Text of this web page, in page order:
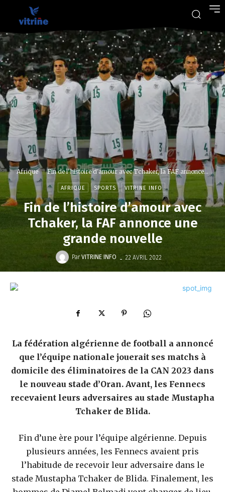
Afrique Fin de l'histoire d'amour avec Tchaker, la FAF annonce...
AFRIQUE SPORTS VITRINE INFO
Fin de l’histoire d’amour avec
Tchaker, la FAF annonce une
grande nouvelle
Par VITRINE INFO - 22 AVRIL 2022
La fédération algérienne de football a annoncé
que l’équipe nationale jouerait ses matchs à
domicile des éliminatoires de la CAN 2023 dans
le nouveau stade d’Oran. Avant, les Fennecs
recevaient leurs adversaires au stade Mustapha
Tchaker de Blida.
Fin d’une ère pour l’équipe algérienne. Depuis
plusieurs années, les Fennecs avaient pris
l’habitude de recevoir leur adversaire dans le
stade Mustapha Tchaker de Blida. Finalement, les